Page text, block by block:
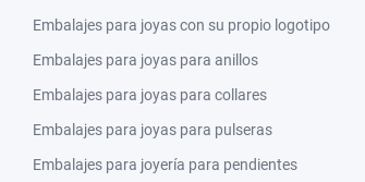
Embalajes para joyas con su propio logotipo
Embalajes para joyas para anillos
Embalajes para joyas para collares
Embalajes para joyas para pulseras
Embalajes para joyería para pendientes